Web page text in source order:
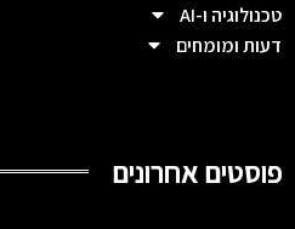
טכנולוגיה ו-AI
דעות ומומחים
פוסטים אחרונים